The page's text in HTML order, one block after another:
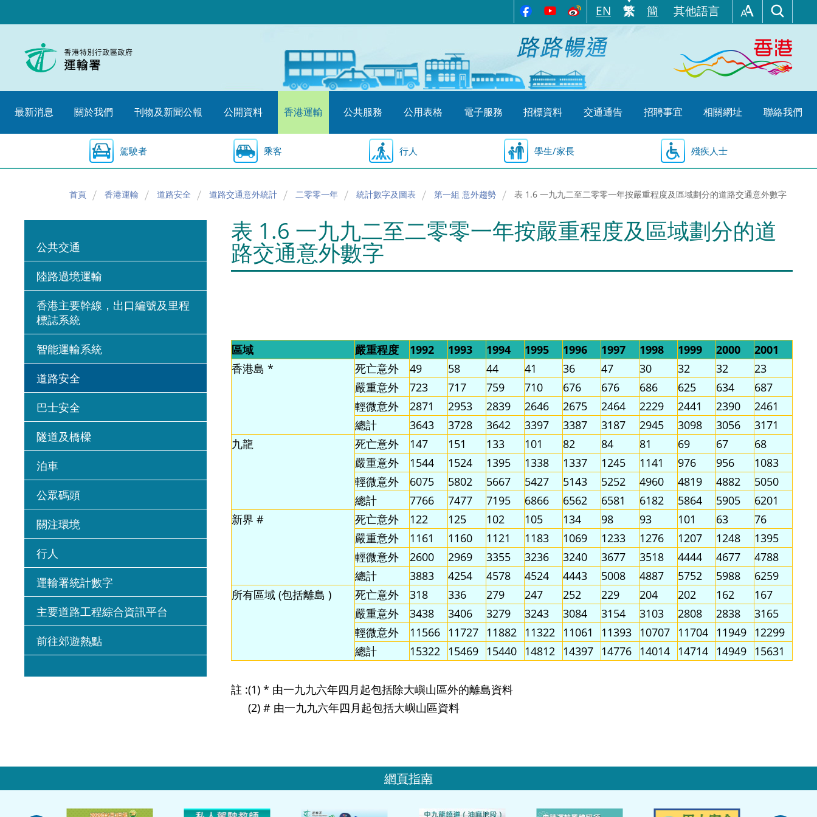
至
始
EN 繁 簡 其他語言
最新消息 關於我們 刊物及新聞公報 公開資料 香港運輸 公共服務 公用表格 電子服務 招標資料 交通通告 招聘事宜 相關網址 聯絡我們
駕駛者 乘客 行人 學生/家長 殘疾人士
首頁 香港運輸 道路安全 道路交通意外統計 二零零一年 統計數字及圖表 第一組 意外趨勢 表 1.6 一九九二至二零零一年按嚴重程度及區域劃分的道路交通意外數字
公共交通
陸路過境運輸
香港主要幹線，出口編號及里程
標誌系統
智能運輸系統
道路安全
巴士安全
隧道及橋樑
泊車
公眾碼頭
關注環境
行人
運輸署統計數字
主要道路工程綜合資訊平台
前往郊遊熱點
表 1.6 一九九二至二零零一年按嚴重程度及區域劃分的道
路交通意外數字
區域 嚴重程度 1992 1993 1994 1995 1996 1997 1998 1999 2000
2001
香港島 *
死亡意外 49 58 44 41 36 47 30 32 32
23
嚴重意外
723 717 759 710 676 676 686 625 634
687
輕微意外
2871 2953 2839 2646 2675 2464 2229 2441 2390
2461
總計
3643 3728 3642 3397 3387 3187 2945 3098 3056
3171
九龍
死亡意外 147 151 133 101 82 84 81 69 67
68
嚴重意外
1544 1524 1395 1338 1337 1245 1141 976 956
1083
輕微意外
6075 5802 5667 5427 5143 5252 4960 4819 4882
5050
總計
7766 7477 7195 6866 6562 6581 6182 5864 5905
6201
新界 #
死亡意外 122 125 102 105 134 98 93 101 63
76
嚴重意外
1161 1160 1121 1183 1069 1233 1276 1207 1248
1395
輕微意外
2600 2969 3355 3236 3240 3677 3518 4444 4677
4788
總計
3883 4254 4578 4524 4443 5008 4887 5752 5988
6259
所有區域 (包括離島 )
死亡意外 318 336 279 247 252 229 204 202 162
167
嚴重意外
3438 3406 3279 3243 3084 3154 3103 2808 2838
3165
輕微意外
11566 11727 11882 11322 11061 11393 10707 11704 11949
12299
總計
15322 15469 15440 14812 14397 14776 14014 14714 14949 15631
註 :(1) * 由一九九六年四月起包括除大嶼山區外的離島資料
(2) # 由一九九六年四月起包括大嶼山區資料
網頁指南